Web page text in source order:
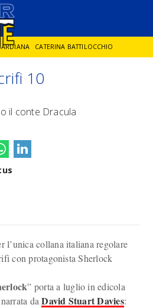
CATERINA BATTILOCCHIO
GIANCARLO DE CATALDO
10
il conte Dracula
l’unica collana italiana regolare
con protagonista Sherlock
” porta a luglio in edicola
daDavid Stuart Davies: